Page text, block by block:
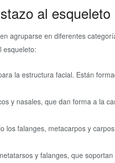
al esqueleto
agruparse en diferentes
esqueleto:
la estructura facial. Están
y nasales, que dan forma a la
los falanges, metacarpos y
y falanges, que